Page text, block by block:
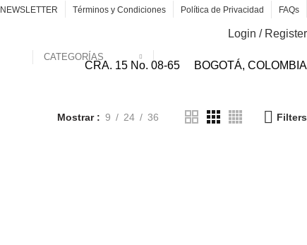
NEWSLETTER Términos y Condiciones Política de Privacidad FAQs
CATEGORÍAS
Login / Register
CRA. 15 No. 08-65 BOGOTÁ, COLOMBIA
Mostrar 9 24 36 Filters